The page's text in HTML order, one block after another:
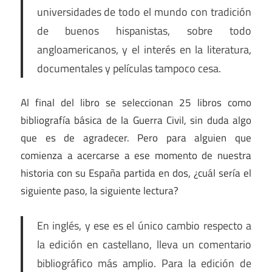
universidades de todo el mundo con tradición
de buenos hispanistas, sobre todo
angloamericanos, y el interés en la literatura,
documentales y películas tampoco cesa.
Al final del libro se seleccionan 25 libros como
bibliografía básica de la Guerra Civil, sin duda algo
que es de agradecer. Pero para alguien que
comienza a acercarse a ese momento de nuestra
historia con su España partida en dos, ¿cuál sería el
siguiente paso, la siguiente lectura?
En inglés, y ese es el único cambio respecto a
la edición en castellano, lleva un comentario
bibliográfico más amplio. Para la edición de